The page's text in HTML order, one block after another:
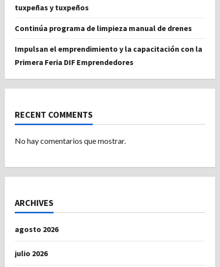
tuxpeñas y tuxpeños
Continúa programa de limpieza manual de drenes
Impulsan el emprendimiento y la capacitación con la
Primera Feria DIF Emprendedores
RECENT COMMENTS
No hay comentarios que mostrar.
ARCHIVES
agosto 2026
julio 2026